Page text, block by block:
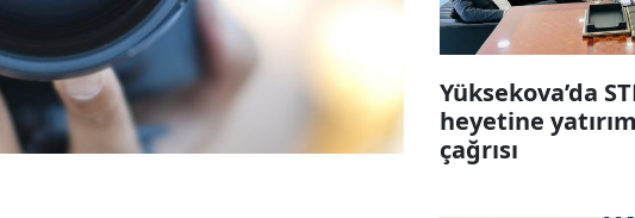
Yüksekova’da
heyetine
çağrısı